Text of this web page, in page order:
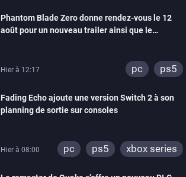
Phantom Blade Zero donne rendez-vous le 12
août pour un nouveau trailer ainsi que le
Hier à 12:17 pc ps5
Fading Echo ajoute une version Switch 2 à son
planning de sortie sur consoles
Hier à 08:00 pc ps5 xbox series